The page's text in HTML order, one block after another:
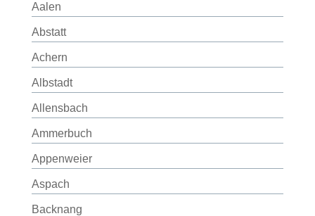
Aalen
Abstatt
Achern
Albstadt
Allensbach
Ammerbuch
Appenweier
Aspach
Backnang